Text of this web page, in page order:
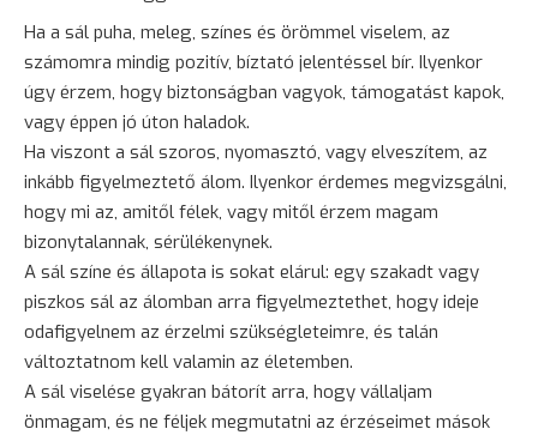
Ha a sál puha, meleg, színes és örömmel viselem, az
számomra mindig pozitív, bíztató jelentéssel bír. Ilyenkor
úgy érzem, hogy biztonságban vagyok, támogatást kapok,
vagy éppen jó úton haladok.
Ha viszont a sál szoros, nyomasztó, vagy elveszítem, az
inkább figyelmeztető álom. Ilyenkor érdemes megvizsgálni,
hogy mi az, amitől félek, vagy mitől érzem magam
bizonytalannak, sérülékenynek.
A sál színe és állapota is sokat elárul: egy szakadt vagy
piszkos sál az álomban arra figyelmeztethet, hogy ideje
odafigyelnem az érzelmi szükségleteimre, és talán
változtatnom kell valamin az életemben.
A sál viselése gyakran bátorít arra, hogy vállaljam
önmagam, és ne féljek megmutatni az érzéseimet mások